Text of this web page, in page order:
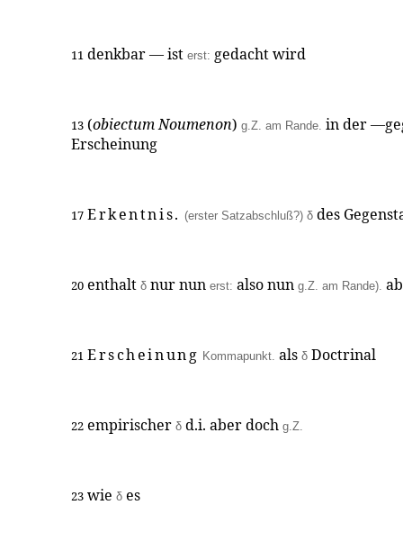
11 denkbar — ist erst: gedacht wird
13 (obiectum Noumenon) g.Z. am Rande. in der
Erscheinung
17 Erkentnis. (erster Satzabschluß?) δdes
20 enthalt δ nur nun erst: also nun g.Z. am Rande).
21 Erscheinung Kommapunkt. alsδ Doctrinal
22 empirischer δ d.i. aber doch g.Z.
23 wie δ es